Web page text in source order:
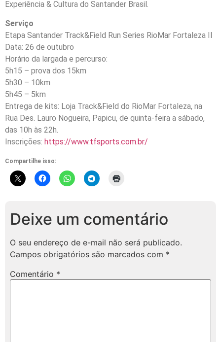
Experiência & Cultura do Santander Brasil.
Serviço
Etapa Santander Track&Field Run Series RioMar Fortaleza II
Data: 26 de outubro
Horário da largada e percurso:
5h15 – prova dos 15km
5h30 – 10km
5h45 – 5km
Entrega de kits: Loja Track&Field do RioMar Fortaleza, na
Rua Des. Lauro Nogueira, Papicu, de quinta-feira a sábado,
das 10h às 22h.
Inscrições: https://www.tfsports.com.br/
Compartilhe isso:
Deixe um comentário
O seu endereço de e-mail não será publicado.
Campos obrigatórios são marcados com *
Comentário *